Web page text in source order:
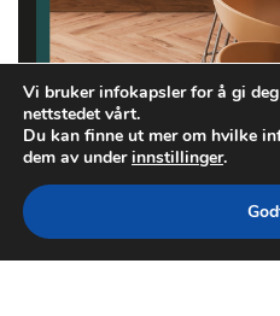
Vi bruker infokapsler for å gi
nettstedet vårt.
Du kan finne ut mer om hvilke
dem av underinnstillinger.